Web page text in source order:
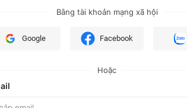
Bằng tài khoản mạng xã hội
Google Facebook
Hoặc